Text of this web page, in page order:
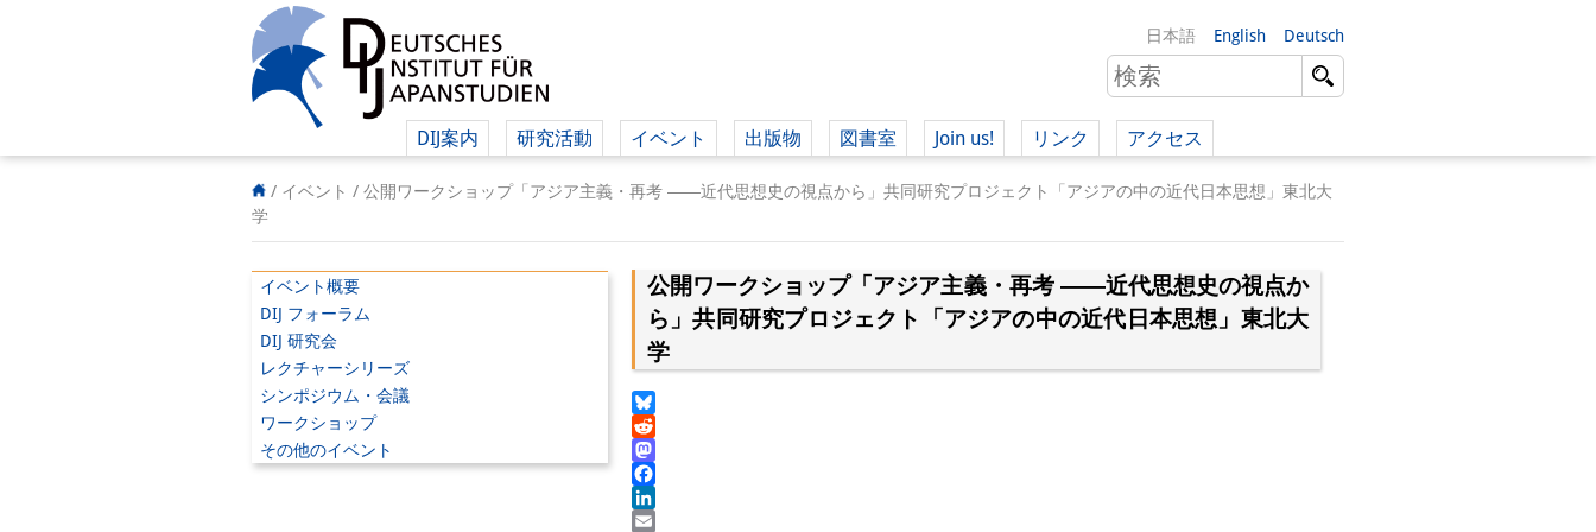
日本語 English Deutsch
DIJ案内 研究活動 イベント 出版物 図書室 Join us!
（英語）
（ドイツ語）
リンク アクセス
/ イベント / 公開ワークショップ「アジア主義・再考 ――近代思想史の視点から」共同研究プロジェクト「アジアの中の近代日本思想」東北大
学
イベント概要
DIJ フォーラム
DIJ 研究会
レクチャーシリーズ
シンポジウム・会議
ワークショップ
その他のイベント
公開ワークショップ「アジア主義・再考 ――近代思想史の視点か
ら」共同研究プロジェクト「アジアの中の近代日本思想」東北大
学
Bluesky
Reddit
Mastodon
Facebook
LinkedIn